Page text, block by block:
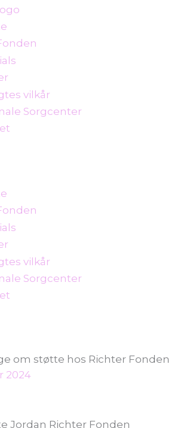
vilkår
Sorgcenter
vilkår
Sorgcenter
om støtte hos Richter Fonden
2024